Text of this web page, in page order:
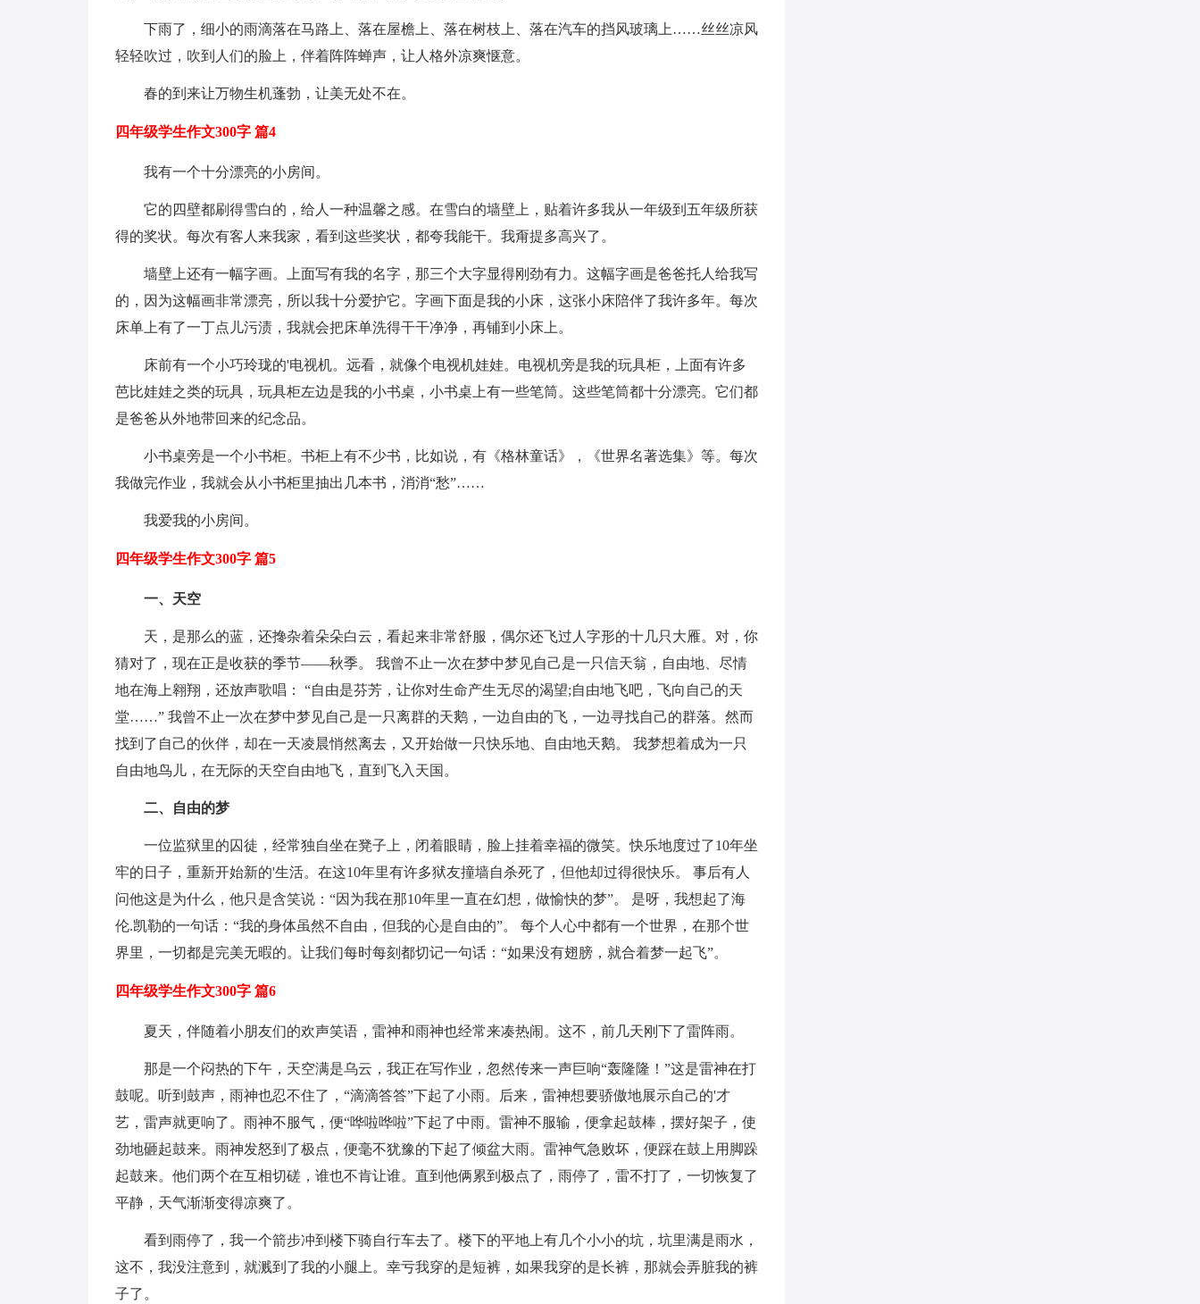
下雨了，细小的雨滴落在马路上、落在屋檐上、落在树枝上、落在汽车的挡风玻璃上……丝丝凉风
轻轻吹过，吹到人们的脸上，伴着阵阵蝉声，让人格外凉爽惬意。
春的到来让万物生机蓬勃，让美无处不在。
四年级学生作文300字 篇4
我有一个十分漂亮的小房间。
它的四壁都刷得雪白的，给人一种温馨之感。在雪白的墙壁上，贴着许多我从一年级到五年级所获
得的奖状。每次有客人来我家，看到这些奖状，都夸我能干。我甭提多高兴了。
墙壁上还有一幅字画。上面写有我的名字，那三个大字显得刚劲有力。这幅字画是爸爸托人给我写
的，因为这幅画非常漂亮，所以我十分爱护它。字画下面是我的小床，这张小床陪伴了我许多年。每次
床单上有了一丁点儿污渍，我就会把床单洗得干干净净，再铺到小床上。
床前有一个小巧玲珑的'电视机。远看，就像个电视机娃娃。电视机旁是我的玩具柜，上面有许多
芭比娃娃之类的玩具，玩具柜左边是我的小书桌，小书桌上有一些笔筒。这些笔筒都十分漂亮。它们都
是爸爸从外地带回来的纪念品。
小书桌旁是一个小书柜。书柜上有不少书，比如说，有《格林童话》，《世界名著选集》等。每次
我做完作业，我就会从小书柜里抽出几本书，消消“愁”……
我爱我的小房间。
四年级学生作文300字 篇5
一、天空
天，是那么的蓝，还搀杂着朵朵白云，看起来非常舒服，偶尔还飞过人字形的十几只大雁。对，你
猜对了，现在正是收获的季节——秋季。 我曾不止一次在梦中梦见自己是一只信天翁，自由地、尽情
地在海上翱翔，还放声歌唱： “自由是芬芳，让你对生命产生无尽的渴望;自由地飞吧，飞向自己的天
堂……” 我曾不止一次在梦中梦见自己是一只离群的天鹅，一边自由的飞，一边寻找自己的群落。然而
找到了自己的伙伴，却在一天凌晨悄然离去，又开始做一只快乐地、自由地天鹅。 我梦想着成为一只
自由地鸟儿，在无际的天空自由地飞，直到飞入天国。
二、自由的梦
一位监狱里的囚徒，经常独自坐在凳子上，闭着眼睛，脸上挂着幸福的微笑。快乐地度过了10年坐
牢的日子，重新开始新的'生活。在这10年里有许多狱友撞墙自杀死了，但他却过得很快乐。 事后有人
问他这是为什么，他只是含笑说：“因为我在那10年里一直在幻想，做愉快的梦”。 是呀，我想起了海
伦.凯勒的一句话：“我的身体虽然不自由，但我的心是自由的”。 每个人心中都有一个世界，在那个世
界里，一切都是完美无暇的。让我们每时每刻都切记一句话：“如果没有翅膀，就合着梦一起飞”。
四年级学生作文300字 篇6
夏天，伴随着小朋友们的欢声笑语，雷神和雨神也经常来凑热闹。这不，前几天刚下了雷阵雨。
那是一个闷热的下午，天空满是乌云，我正在写作业，忽然传来一声巨响“轰隆隆！”这是雷神在打
鼓呢。听到鼓声，雨神也忍不住了，“滴滴答答”下起了小雨。后来，雷神想要骄傲地展示自己的'才
艺，雷声就更响了。雨神不服气，便“哗啦哗啦”下起了中雨。雷神不服输，便拿起鼓棒，摆好架子，使
劲地砸起鼓来。雨神发怒到了极点，便毫不犹豫的下起了倾盆大雨。雷神气急败坏，便踩在鼓上用脚跺
起鼓来。他们两个在互相切磋，谁也不肯让谁。直到他俩累到极点了，雨停了，雷不打了，一切恢复了
平静，天气渐渐变得凉爽了。
看到雨停了，我一个箭步冲到楼下骑自行车去了。楼下的平地上有几个小小的坑，坑里满是雨水，
这不，我没注意到，就溅到了我的小腿上。幸亏我穿的是短裤，如果我穿的是长裤，那就会弄脏我的裤
子了。